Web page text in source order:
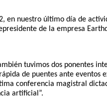
en nuestro último día de
de la empresa
tuvimos dos ponentes
de puentes ante eventos
conferencia magistral
artificial”.